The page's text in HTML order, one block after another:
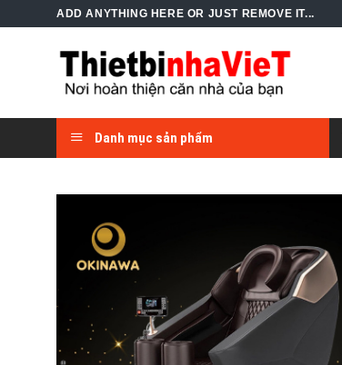
ADD ANYTHING HERE OR JUST REMOVE IT...
Danh mục sản phẩm